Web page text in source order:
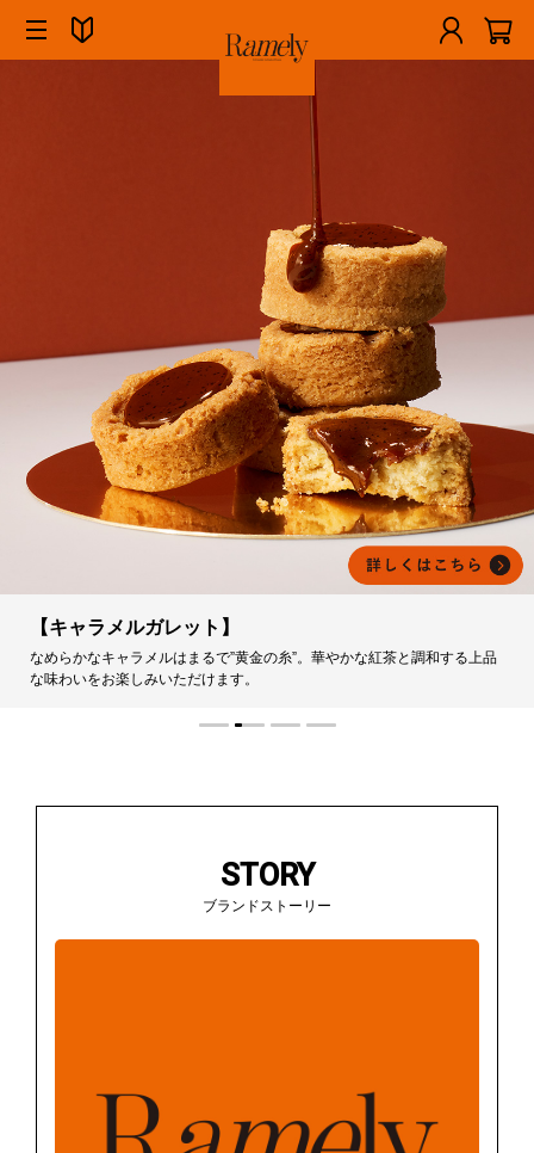
【キャラメルガレット】
なめらかなキャラメルはまるで”黄金の糸”。華やかな紅茶と調和する上品
な味わいをお楽しみいただけます。
STORY
ブランドストーリー